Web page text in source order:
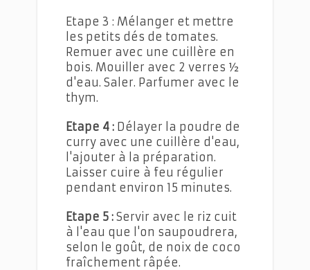
Etape 3 : Mélanger et mettre
les petits dés de tomates.
Remuer avec une cuillère en
bois. Mouiller avec 2 verres ½
d'eau. Saler. Parfumer avec le
thym.
Etape 4 : Délayer la poudre de
curry avec une cuillère d'eau,
l'ajouter à la préparation.
Laisser cuire à feu régulier
pendant environ 15 minutes.
Etape 5 : Servir avec le riz cuit
à l'eau que l'on saupoudrera,
selon le goût, de noix de coco
fraîchement râpée.